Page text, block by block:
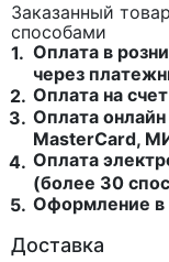
Заказанный
способами
1. Оплата в
через
2. Оплата на
3. Оплата
MasterCard,
4. Оплата
(более 30
5. Оформление в
Доставка